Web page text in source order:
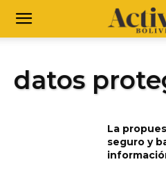
datos
La
seguro y